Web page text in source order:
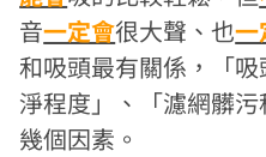
音一定會很大聲、也一
和吸頭最有關係，「
淨程度」、「濾網髒
幾個因素。